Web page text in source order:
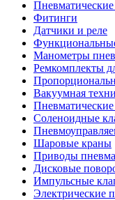
Фитинги
Датчики и реле
Манометры
Ремкомплекты
Вакуумная
Соленоидные
Шаровые краны
Приводы
Дисковые
Импульсные
Электрические